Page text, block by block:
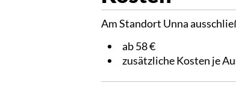
Am Standort Unna
ab 58 €
zusätzliche Kosten je